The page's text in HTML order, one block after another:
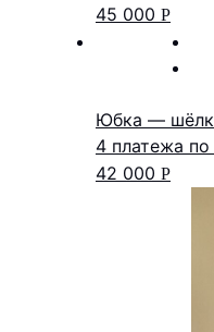
45 000 Р
Юбка — шёлк
4 платежа по
42 000 Р